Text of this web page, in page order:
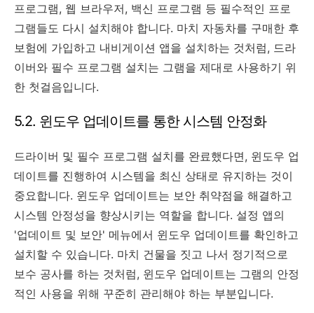
프로그램, 웹 브라우저, 백신 프로그램 등 필수적인 프로
그램들도 다시 설치해야 합니다. 마치 자동차를 구매한 후
보험에 가입하고 내비게이션 앱을 설치하는 것처럼, 드라
이버와 필수 프로그램 설치는 그램을 제대로 사용하기 위
한 첫걸음입니다.
5.2. 윈도우 업데이트를 통한 시스템 안정화
드라이버 및 필수 프로그램 설치를 완료했다면, 윈도우 업
데이트를 진행하여 시스템을 최신 상태로 유지하는 것이
중요합니다. 윈도우 업데이트는 보안 취약점을 해결하고
시스템 안정성을 향상시키는 역할을 합니다. 설정 앱의
'업데이트 및 보안' 메뉴에서 윈도우 업데이트를 확인하고
설치할 수 있습니다. 마치 건물을 짓고 나서 정기적으로
보수 공사를 하는 것처럼, 윈도우 업데이트는 그램의 안정
적인 사용을 위해 꾸준히 관리해야 하는 부분입니다.